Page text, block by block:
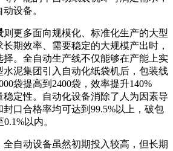
设备。
则更多面向规模化、标准化生产的大型
期效率、需要稳定的大规模产出时，
。全自动生产线不仅能够在产能上实
泥集团引入自动化纸袋机后，包装线
袋提高到2400袋，效率提升140%
定性。自动化设备消除了人为因素导
口合格率均可达到99.5%以上，破包
以内。
自动设备虽然初期投入较高，但长期